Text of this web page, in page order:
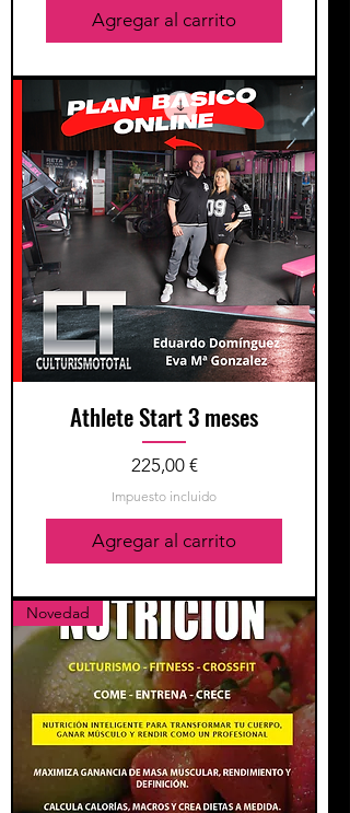
Agregar al carrito
Athlete Start 3 meses
Precio
225,00 €
Impuesto incluido
Agregar al carrito
Novedad